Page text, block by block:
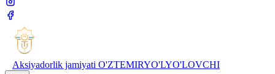
Aksiyadorlik jamiyati O'ZTEMIRYO'LYO'LOVCHI